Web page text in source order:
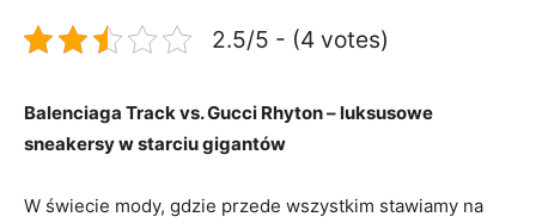
2.5/5 - (4 votes)
Balenciaga Track vs. Gucci Rhyton – luksusowe
sneakersy w starciu gigantów
W świecie mody, gdzie przede wszystkim stawiamy na